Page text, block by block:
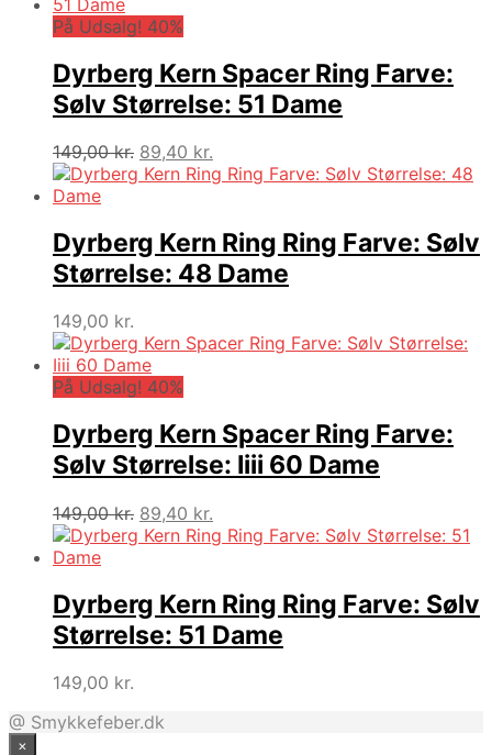
På Udsalg! 40%
Dyrberg Kern Spacer Ring Farve:
Sølv Størrelse: 51 Dame
149,00kr. Den
oprindelige
149,00 kr..
89,40 kr.
aktuelle
89,40 kr..
Dyrberg Kern Ring Ring Farve: Sølv
Størrelse: 48 Dame
149,00 kr.
På Udsalg! 40%
Dyrberg Kern Spacer Ring Farve:
Sølv Størrelse: Iiii 60 Dame
149,00kr. Den
oprindelige
149,00 kr..
89,40 kr.
aktuelle
89,40 kr..
Dyrberg Kern Ring Ring Farve: Sølv
Størrelse: 51 Dame
149,00 kr.
@ Smykkefeber.dk
×